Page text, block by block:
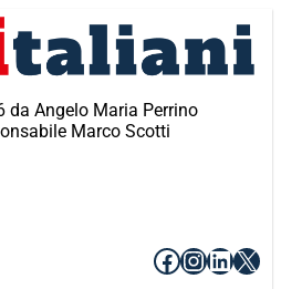
da Angelo Maria Perrino
Marco Scotti
Facebook
X